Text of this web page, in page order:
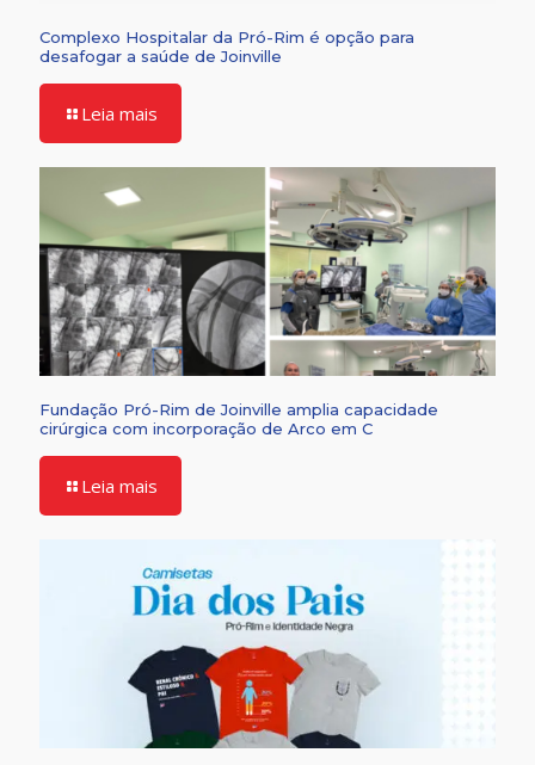
Complexo Hospitalar da Pró-Rim é opção para
desafogar a saúde de Joinville
Leia mais
Fundação Pró-Rim de Joinville amplia capacidade
cirúrgica com incorporação de Arco em C
Leia mais